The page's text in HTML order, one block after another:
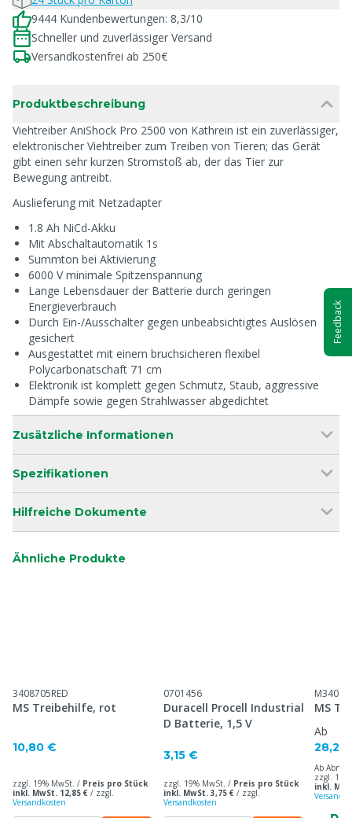
9444 Kundenbewertungen: 8,3/10
Schneller und zuverlässiger Versand
Versandkostenfrei ab 250€
Produktbeschreibung
Viehtreiber AniShock Pro 2500 von Kathrein ist ein zuverlässiger,
elektronischer Viehtreiber zum Treiben von Tieren; das Gerät
gibt einen sehr kurzen Stromstoß ab, der das Tier zur
Bewegung antreibt.
Auslieferung mit Netzadapter
1.8 Ah NiCd-Akku
Mit Abschaltautomatik 1s
Summton bei Aktivierung
6000 V minimale Spitzenspannung
Lange Lebensdauer der Batterie durch geringen
Energieverbrauch
Durch Ein-/Ausschalter gegen unbeabsichtigtes Auslösen
gesichert
Ausgestattet mit einem bruchsicheren flexibel
Polycarbonatschaft 71 cm
Elektronik ist komplett gegen Schmutz, Staub, aggressive
Dämpfe sowie gegen Strahlwasser abgedichtet
Zusätzliche Informationen
Spezifikationen
Hilfreiche Dokumente
Ähnliche Produkte
3408705RED
MS Treibehilfe, rot
10,80 €
zzgl. 19% MwSt. / Preis pro Stück
inkl. MwSt. 12,85 € / zzgl.
Versandkosten
0701456
Duracell Procell Industrial
D Batterie, 1,5 V
3,15 €
zzgl. 19% MwSt. / Preis pro Stück
inkl. MwSt. 3,75 € / zzgl.
Versandkosten
MS
Ab
28,20
Ab
zzgl.
inkl.
Feedback